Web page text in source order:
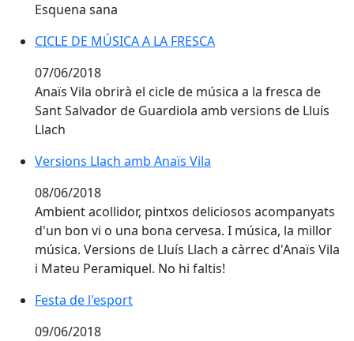
Esquena sana
CICLE DE MÚSICA A LA FRESCA
CICLE DE MÚSICA A LA FRESCA
07/06/2018
Anaïs Vila obrirà el cicle de música a la fresca de
Sant Salvador de Guardiola amb versions de Lluís
Llach
Versions Llach amb Anaïs Vila
Versions Llach amb Anaïs Vila
08/06/2018
Ambient acollidor, pintxos deliciosos acompanyats
d'un bon vi o una bona cervesa. I música, la millor
música. Versions de Lluís Llach a càrrec d'Anaïs Vila
i Mateu Peramiquel. No hi faltis!
Festa de l'esport
Festa de l'esport
09/06/2018